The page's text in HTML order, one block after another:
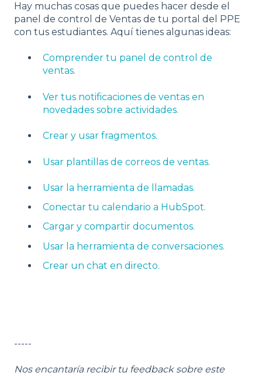
Hay muchas cosas que puedes hacer desde el
panel de control de Ventas de tu portal del PPE
con tus estudiantes. Aquí tienes algunas ideas:
Comprender tu panel de control de
ventas.
Ver tus notificaciones de ventas en
novedades sobre actividades.
Crear y usar fragmentos.
Usar plantillas de correos de ventas.
Usar la herramienta de llamadas.
Conectar tu calendario a HubSpot.
Cargar y compartir documentos.
Usar la herramienta de conversaciones.
Crear un chat en directo.
-----
Nos encantaría recibir tu feedback sobre este